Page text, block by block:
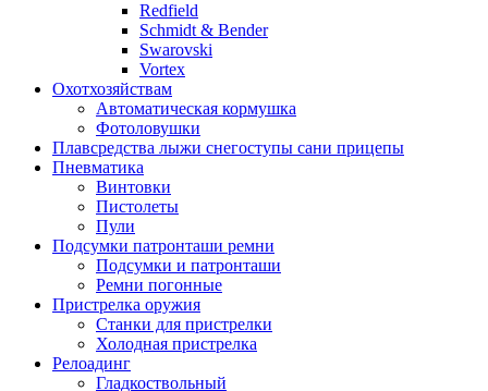
Redfield
Schmidt & Bender
Swarovski
Vortex
Охотхозяйствам
Автоматическая кормушка
Фотоловушки
Плавсредства лыжи снегоступы сани прицепы
Пневматика
Винтовки
Пистолеты
Пули
Подсумки патронташи ремни
Подсумки и патронташи
Ремни погонные
Пристрелка оружия
Станки для пристрелки
Холодная пристрелка
Релоадинг
Гладкоствольный